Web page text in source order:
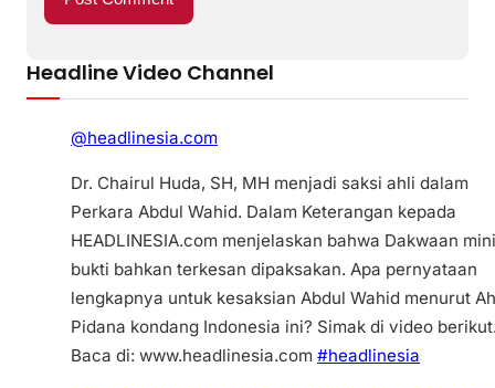
Headline Video Channel
@headlinesia.com
Dr. Chairul Huda, SH, MH menjadi saksi ahli dalam
Perkara Abdul Wahid. Dalam Keterangan kepada
HEADLINESIA.com menjelaskan bahwa Dakwaan
bukti bahkan terkesan dipaksakan. Apa pernyataan
lengkapnya untuk kesaksian Abdul Wahid menurut
Pidana kondang Indonesia ini? Simak di video
Baca di: www.headlinesia.com #headlinesia